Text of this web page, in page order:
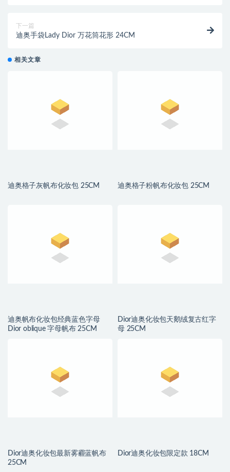
下一篇
迪奥手袋Lady Dior 万花筒花形 24CM
相关文章
迪奥格子灰帆布化妆包 25CM 迪奥格子粉帆布化妆包 25CM
迪奥帆布化妆包经典蓝色字母
Dior oblique 字母帆布 25CM
Dior迪奥化妆包天鹅绒复古红字
母 25CM
Dior迪奥化妆包最新雾霾蓝帆布
25CM
Dior迪奥化妆包限定款 18CM